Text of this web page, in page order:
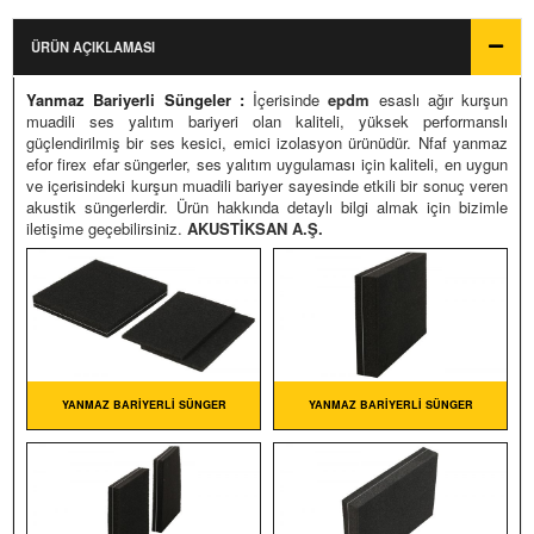
Ürün Fiyatları
Fiyatlandırma
Siparişler Hakkında
ÜRÜN AÇIKLAMASI
Yanmaz Bariyerli Süngeler : İçerisindeepdm esaslı ağır kurşun
muadili ses yalıtım bariyeri olan kaliteli, yüksek performanslı
güçlendirilmiş bir ses kesici, emici izolasyon ürünüdür. Nfaf yanmaz
efor firex efar süngerler, ses yalıtım uygulaması için kaliteli, en uygun
ve içerisindeki kurşun muadili bariyer sayesinde etkili bir sonuç veren
akustik süngerlerdir. Ürün hakkında detaylı bilgi almak için bizimle
iletişime geçebilirsiniz. AKUSTİKSAN A.Ş.
YANMAZ BARIYERLI SÜNGER YANMAZ BARIYERLI SÜNGER
SÜNGERLER
SÜNGERLER
SÜNGERLER
PIRAMIT SÜNGER
SPECIAL SÜNGER
BONDEX SÜNGER
YUMURTA SÜNGER
LABIRENT SÜNGER
BASOTECT SÜNGER